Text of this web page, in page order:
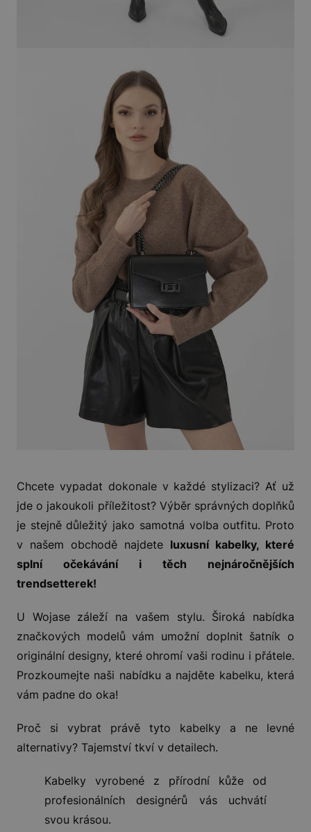
Chcete vypadat dokonale v každé stylizaci? Ať už
jde o jakoukoli příležitost? Výběr správných doplňků
je stejně důležitý jako samotná volba outfitu. Proto
v našem obchodě najdete luxusní kabelky, které
splní očekávání i těch nejnáročnějších
trendsetterek!
U Wojase záleží na vašem stylu. Široká nabídka
značkových modelů vám umožní doplnit šatník o
originální designy, které ohromí vaši rodinu i přátele.
Prozkoumejte naši nabídku a najděte kabelku, která
vám padne do oka!
Proč si vybrat právě tyto kabelky a ne levné
alternativy? Tajemství tkví v detailech.
Kabelky vyrobené z přírodní kůže od
profesionálních designérů vás uchvátí
svou krásou.